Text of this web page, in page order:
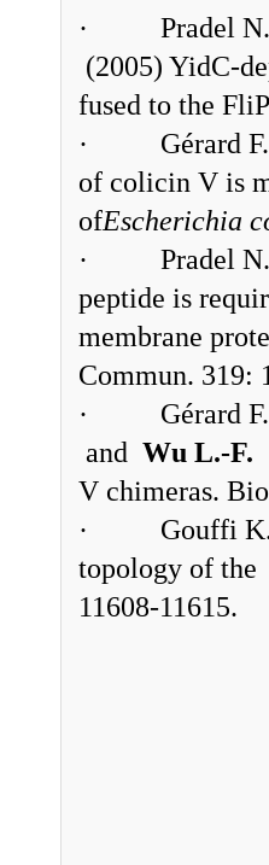
·
Pradel
(2005) YidC-
fused to the
·
Gérard
of colicin V is
ofEscherichia
·
Pradel
peptide is
membrane
Commun. 319:
·
Gérard F.
and Wu L.-F.
V chimeras.
·
Gouffi
topology of the
11608-11615.